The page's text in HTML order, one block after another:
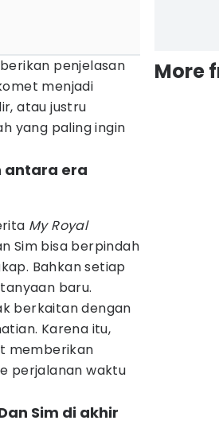
penjelasan
menjadi
atau justru
yang paling ingin
antara era
My Royal
Sim bisa berpindah
Bahkan setiap
baru.
berkaitan dengan
Karena itu,
memberikan
perjalanan waktu
Sim di akhir
More